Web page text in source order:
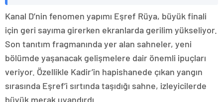
Kanal D’nin fenomen yapımı Eşref Rüya, büyük finali
için geri sayıma girerken ekranlarda gerilim yükseliyor.
Son tanıtım fragmanında yer alan sahneler, yeni
bölümde yaşanacak gelişmelere dair önemli ipuçları
veriyor. Özellikle Kadir’in hapishanede çıkan yangın
sırasında Eşref’i sırtında taşıdığı sahne, izleyicilerde
büyük merak uyandırdı.